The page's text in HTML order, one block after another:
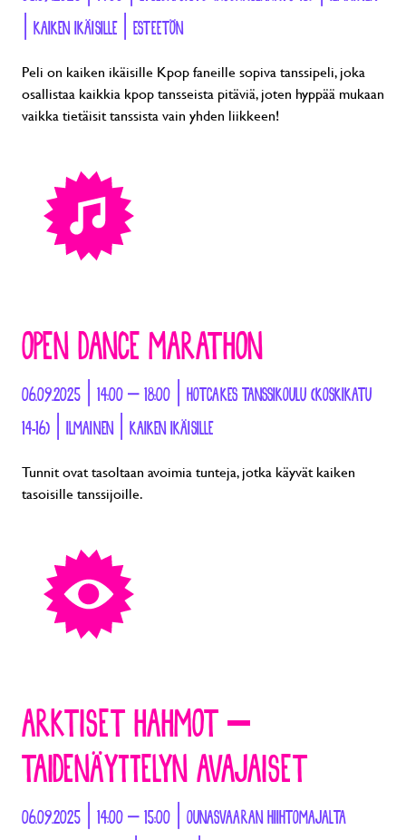
| KAIKEN IKÄISILLE | ESTEETÖN
Peli on kaiken ikäisille Kpop faneille sopiva tanssipeli, joka
osallistaa kaikkia kpop tansseista pitäviä, joten hyppää mukaan
vaikka tietäisit tanssista vain yhden liikkeen!
OPEN DANCE MARATHON
06.09.2025 | 14:00 – 18:00 | HOTCAKES TANSSIKOULU (KOSKIKATU
14-16) | ILMAINEN | KAIKEN IKÄISILLE
Tunnit ovat tasoltaan avoimia tunteja, jotka käyvät kaiken
tasoisille tanssijoille.
ARKTISET HAHMOT –
TAIDENÄYTTELYN AVAJAISET
06.09.2025 | 14:00 – 15:00 | OUNASVAARAN HIIHTOMAJALTA